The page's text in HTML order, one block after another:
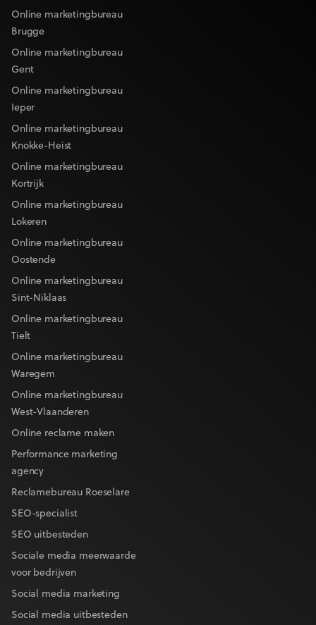
Online marketingbureau
Brugge
Online marketingbureau
Gent
Online marketingbureau
Ieper
Online marketingbureau
Knokke-Heist
Online marketingbureau
Kortrijk
Online marketingbureau
Lokeren
Online marketingbureau
Oostende
Online marketingbureau
Sint-Niklaas
Online marketingbureau
Tielt
Online marketingbureau
Waregem
Online marketingbureau
West-Vlaanderen
Online reclame maken
Performance marketing
agency
Reclamebureau Roeselare
SEO-specialist
SEO uitbesteden
Sociale media meerwaarde
voor bedrijven
Social media marketing
Social media uitbesteden